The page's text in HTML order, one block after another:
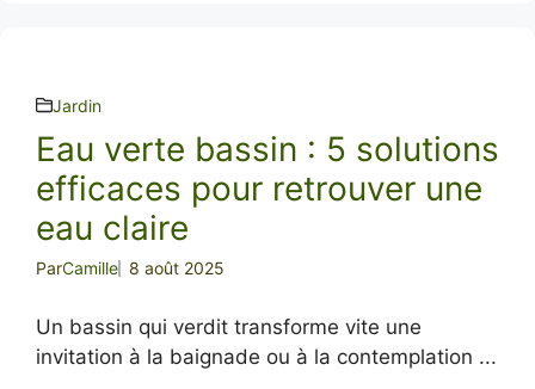
Jardin
Eau verte bassin : 5 solutions
efficaces pour retrouver une
eau claire
ParCamille 8 août 2025
Un bassin qui verdit transforme vite une
invitation à la baignade ou à la contemplation ...